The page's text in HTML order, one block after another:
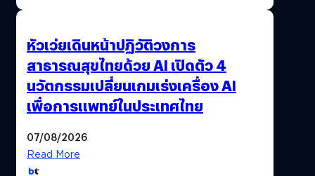
หัวเว่ยเดินหน้าปฏิวัติวงการ
สาธารณสุขไทยด้วย AI เปิดตัว 4
นวัตกรรมเปลี่ยนเกมเร่งเครื่อง AI
เพื่อการแพทย์ในประเทศไทย
07/08/2026
Read More